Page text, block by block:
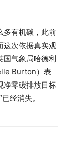
多有机碳，此前
这次依据真实观
国气象局哈德利
Burton）表
净零碳排放目标
经消失。